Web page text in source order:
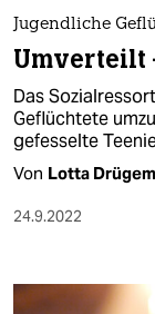
Jugendliche
Umverteilt
Das
Geflüchtete
gefesselte
Von Lotta
24.9.2022